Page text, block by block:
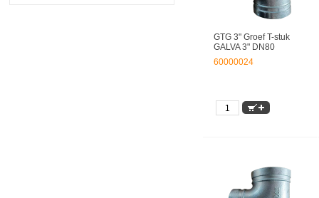
GTG 3" Groef T-stuk
GALVA 3" DN80
60000024